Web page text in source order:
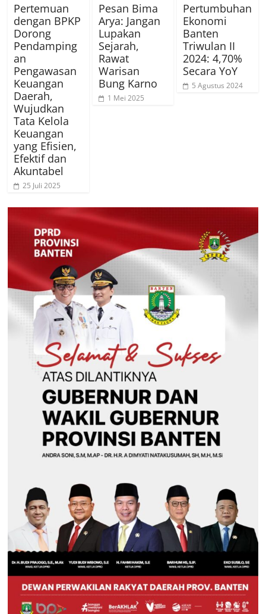
Pertemuan
dengan BPKP
Dorong
Pendamping
an
Pengawasan
Keuangan
Daerah,
Wujudkan
Tata Kelola
Keuangan
yang Efisien,
Efektif dan
Akuntabel
25 Juli 2025
Pesan Bima
Arya: Jangan
Lupakan
Sejarah,
Rawat
Warisan
Bung Karno
1 Mei 2025
Pertumbuhan
Ekonomi
Banten
Triwulan II
2024: 4,70%
Secara YoY
5 Agustus 2024